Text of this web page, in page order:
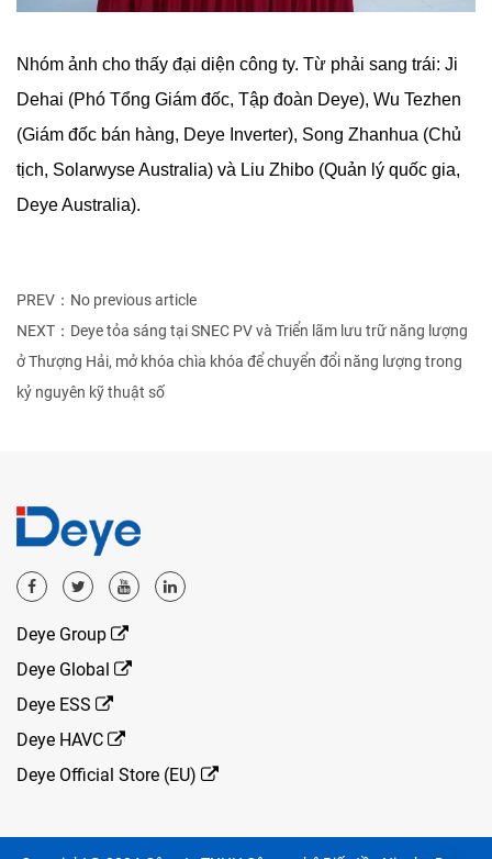
Nhóm ảnh cho thấy đại diện công ty. Từ phải sang trái: Ji
Dehai (Phó Tổng Giám đốc, Tập đoàn Deye), Wu Tezhen
(Giám đốc bán hàng, Deye Inverter), Song Zhanhua (Chủ
tịch, Solarwyse Australia) và Liu Zhibo (Quản lý quốc gia,
Deye Australia).
PREV：No previous article
NEXT：Deye tỏa sáng tại SNEC PV và Triển lãm lưu trữ năng lượng
ở Thượng Hải, mở khóa chìa khóa để chuyển đổi năng lượng trong
kỷ nguyên kỹ thuật số
Deye Group
Deye Global
Deye ESS
Deye HAVC
Deye Official Store (EU)